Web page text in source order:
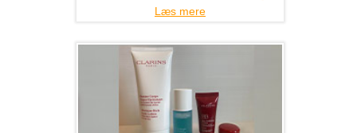
Læs mere